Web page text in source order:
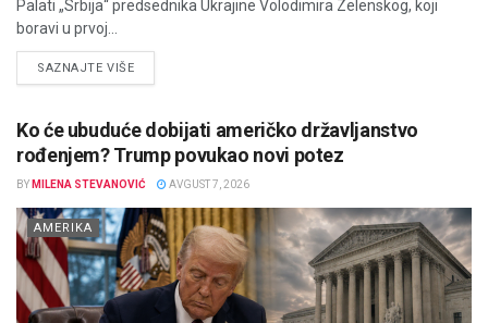
Palati „Srbija“ predsednika Ukrajine Volodimira Zelenskog, koji
boravi u prvoj...
SAZNAJTE VIŠEDETAILS
Ko će ubuduće dobijati američko državljanstvo
rođenjem? Trump povukao novi potez
BY MILENA STEVANOVIĆ AVGUST 7, 2026
AMERIKA